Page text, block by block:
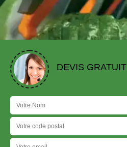
DEVIS GRATUIT